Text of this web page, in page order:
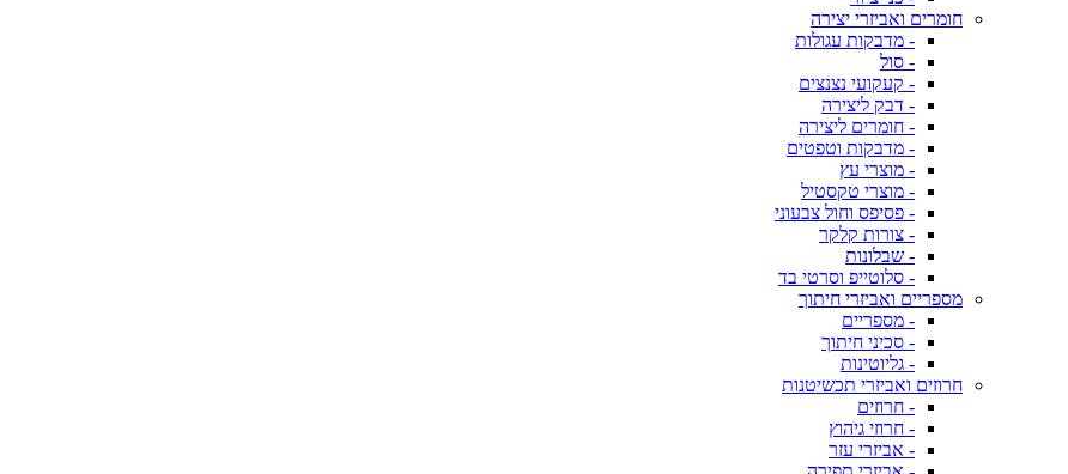
חומרים ואביזרי יצירה
- מדבקות עגולות
- סול
- קעקועי נצנצים
- דבק ליצירה
- חומרים ליצירה
- מדבקות וטפטים
- מוצרי עץ
- מוצרי טקסטיל
- פסיפס וחול צבעוני
- צורות קלקר
- שבלונות
- סלוטייפ וסרטי בד
מספריים ואביזרי חיתוך
- מספריים
- סכיני חיתוך
- גליוטינות
חרוזים ואביזרי תכשיטנות
- חרוזים
- חרוזי גיהוץ
- אביזרי עזר